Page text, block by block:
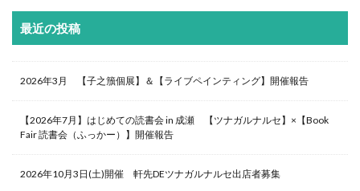
最近の投稿
2026年3月 【子之籏個展】＆【ライブペインティング】開催報告
【2026年7月】はじめての読書会 in 成瀬 【ツナガルナルセ】×【Book
Fair 読書会（ふっかー）】開催報告
2026年10月3日(土)開催 軒先DEツナガルナルセ出店者募集